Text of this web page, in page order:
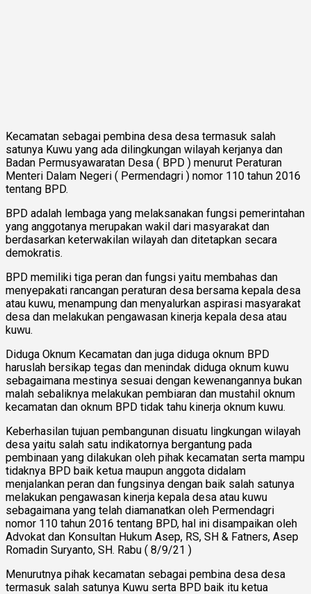
Kecamatan sebagai pembina desa desa termasuk salah
satunya Kuwu yang ada dilingkungan wilayah kerjanya dan
Badan Permusyawaratan Desa ( BPD ) menurut Peraturan
Menteri Dalam Negeri ( Permendagri ) nomor 110 tahun 2016
tentang BPD.
BPD adalah lembaga yang melaksanakan fungsi pemerintahan
yang anggotanya merupakan wakil dari masyarakat dan
berdasarkan keterwakilan wilayah dan ditetapkan secara
demokratis.
BPD memiliki tiga peran dan fungsi yaitu membahas dan
menyepakati rancangan peraturan desa bersama kepala desa
atau kuwu, menampung dan menyalurkan aspirasi masyarakat
desa dan melakukan pengawasan kinerja kepala desa atau
kuwu.
Diduga Oknum Kecamatan dan juga diduga oknum BPD
haruslah bersikap tegas dan menindak diduga oknum kuwu
sebagaimana mestinya sesuai dengan kewenangannya bukan
malah sebaliknya melakukan pembiaran dan mustahil oknum
kecamatan dan oknum BPD tidak tahu kinerja oknum kuwu.
Keberhasilan tujuan pembangunan disuatu lingkungan wilayah
desa yaitu salah satu indikatornya bergantung pada
pembinaan yang dilakukan oleh pihak kecamatan serta mampu
tidaknya BPD baik ketua maupun anggota didalam
menjalankan peran dan fungsinya dengan baik salah satunya
melakukan pengawasan kinerja kepala desa atau kuwu
sebagaimana yang telah diamanatkan oleh Permendagri
nomor 110 tahun 2016 tentang BPD, hal ini disampaikan oleh
Advokat dan Konsultan Hukum Asep, RS, SH & Fatners, Asep
Romadin Suryanto, SH. Rabu ( 8/9/21 )
Menurutnya pihak kecamatan sebagai pembina desa desa
termasuk salah satunya Kuwu serta BPD baik itu ketua